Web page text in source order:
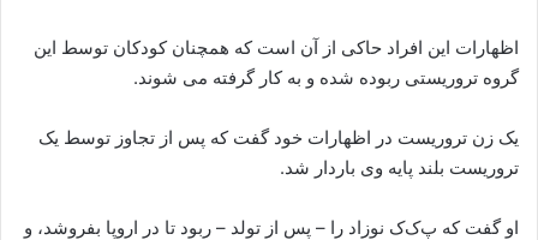
اظهارات این افراد حاکی از آن است که همچنان کودکان توسط این
گروه تروریستی ربوده شده و به کار گرفته می شوند.
یک زن تروریست در اظهارات خود گفت که پس از تجاوز توسط یک
تروریست بلند پایه وی باردار شد.
او گفت که پ‌ک‌ک نوزاد را – پس از تولد – ربود تا در اروپا بفروشد، و